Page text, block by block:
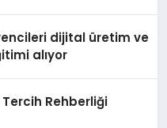
dijital üretim ve
alıyor
Tercih Rehberliği